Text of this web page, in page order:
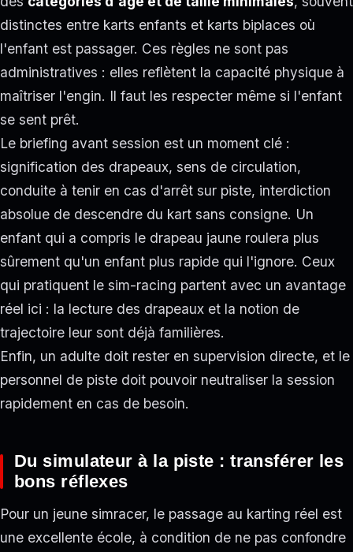
distinctes entre karts enfants et karts biplaces où
l'enfant est passager. Ces règles ne sont pas
administratives : elles reflètent la capacité physique à
maîtriser l'engin. Il faut les respecter même si l'enfant
se sent prêt.
Le briefing avant session est un moment clé :
signification des drapeaux, sens de circulation,
conduite à tenir en cas d'arrêt sur piste, interdiction
absolue de descendre du kart sans consigne. Un
enfant qui a compris le drapeau jaune roulera plus
sûrement qu'un enfant plus rapide qui l'ignore. Ceux
qui pratiquent le sim-racing partent avec un avantage
réel ici : la lecture des drapeaux et la notion de
trajectoire leur sont déjà familières.
Enfin, un adulte doit rester en supervision directe, et le
personnel de piste doit pouvoir neutraliser la session
rapidement en cas de besoin.
Du simulateur à la piste : transférer les
bons réflexes
Pour un jeune simracer, le passage au karting réel est
une excellente école, à condition de ne pas confondre